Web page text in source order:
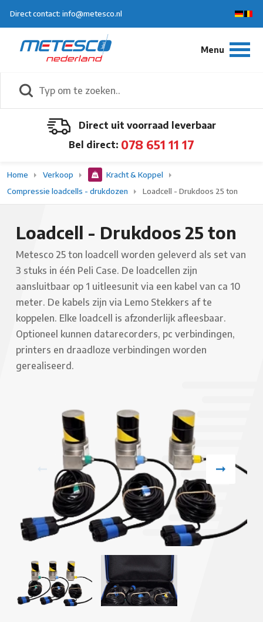
Direct contact: info@metesco.nl
Direct uit voorraad leverbaar
Bel direct: 078 651 11 17
Home Verkoop
Kracht & Koppel
Compressie loadcells - drukdozen
Loadcell - Drukdoos 25 ton
Loadcell - Drukdoos 25 ton
Metesco 25 ton loadcell worden geleverd als set van
3 stuks in één Peli Case. De loadcellen zijn
aansluitbaar op 1 uitleesunit via een kabel van ca 10
meter. De kabels zijn via Lemo Stekkers af te
koppelen. Elke loadcell is afzonderlijk afleesbaar.
Optioneel kunnen datarecorders, pc verbindingen,
printers en draadloze verbindingen worden
gerealiseerd.